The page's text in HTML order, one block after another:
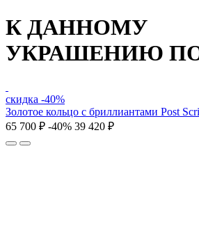
К ДАННОМУ
УКРАШЕНИЮ
скидка -40%
Золотое кольцо с бриллиантами Post
65 700 ₽ -40% 39 420 ₽